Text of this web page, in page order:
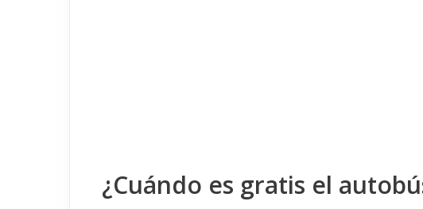
¿Cuándo es gratis el